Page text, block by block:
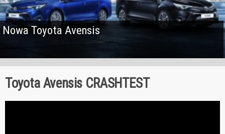
Nowa Toyota Avensis
Toyota Avensis CRASHTEST